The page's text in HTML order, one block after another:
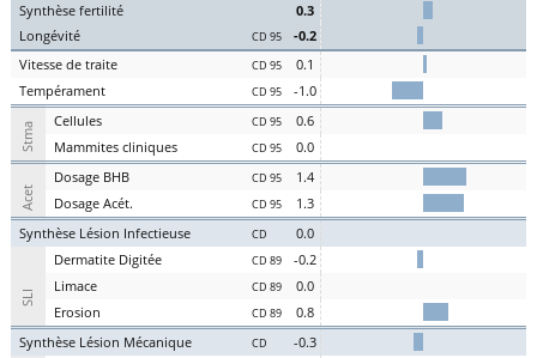
Synthèse fertilité
0.3
Longévité CD 95
-0.2
Vitesse de traite CD 95
0.1
Tempérament CD 95 -1.0
Stma Cellules CD 95
0.6
Mammites cliniques CD 95 0.0
Acet
Dosage BHB CD 95
1.4
Dosage Acét. CD 95
1.3
Synthèse Lésion Infectieuse CD 0.0
SLI
Dermatite Digitée CD 89
-0.2
Limace CD 89
0.0
Erosion CD 89
0.8
Synthèse Lésion Mécanique CD -0.3